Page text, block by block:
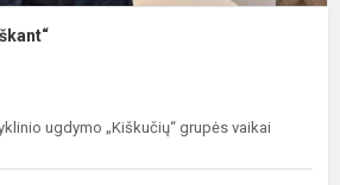
ugdymo „Kiškučių“ grupės vaikai